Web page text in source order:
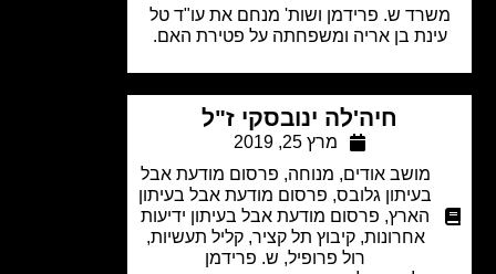
ש. פרידמן ושות' מנחם את עו"ד טל
בן אריה ומשפחתה על פטירת האם.
חיה'לה ינובסקי ז"ל
מרץ 25, 2019
מושב אודים,מנוחה, פרסום מודעת אבל
בעיתון גלובס, פרסום מודעת אבל בעיתון
הארץ
פרסום מודעת אבל בעיתון ידיעות
אחרונות,קיבוץ תל קציר,קליל תעשיות ,
רול פרופיל, ש. פרידמן